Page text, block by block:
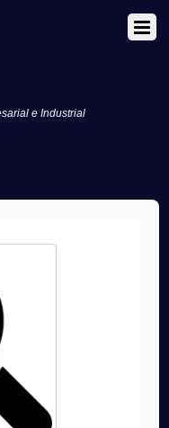
e Industrial